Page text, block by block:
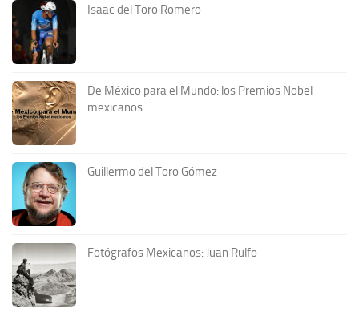
Isaac del Toro Romero
De México para el Mundo: los Premios Nobel
mexicanos
Guillermo del Toro Gómez
Fotógrafos Mexicanos: Juan Rulfo